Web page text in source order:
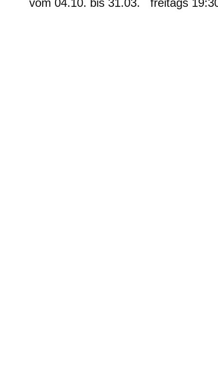
vom 04.10. bis 31.03. freitags